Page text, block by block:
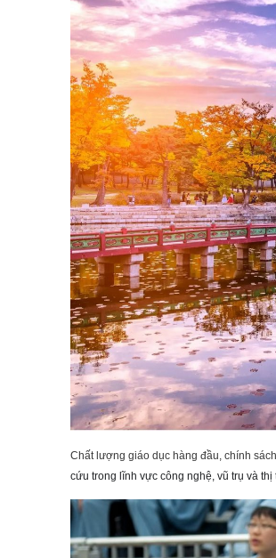
Chất lượng giáo dục hàng đầu, chính
cứu trong lĩnh vực công nghệ, vũ trụ và